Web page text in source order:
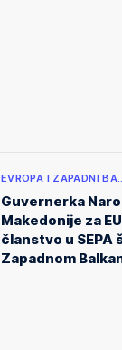
EVROPA I ZAPADNI BA…
Guvernerka
Makedonije za
članstvo u SEPA
Zapadnom